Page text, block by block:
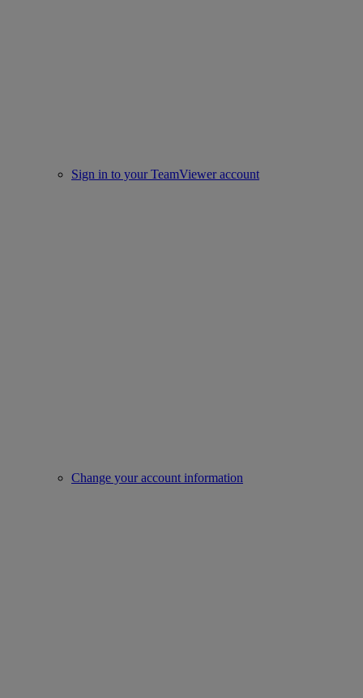
Sign in to your TeamViewer account
Change your account information